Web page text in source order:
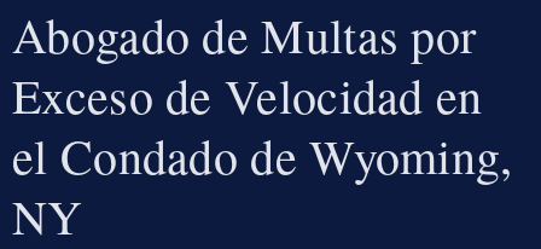
Abogado de Multas por
Exceso de Velocidad en
el Condado de Wyoming,
NY